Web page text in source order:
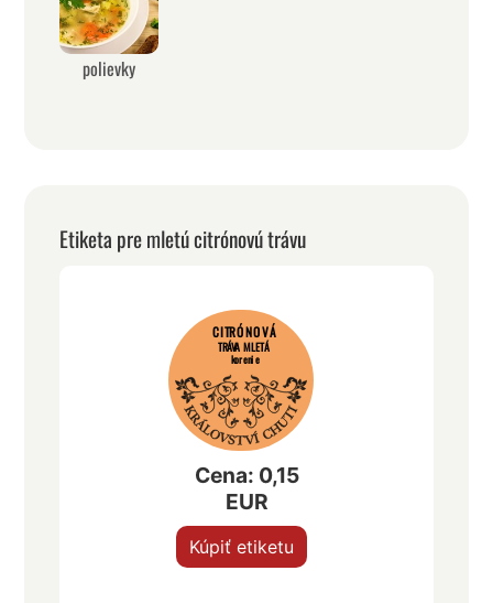
polievky
Etiketa pre mletú citrónovú trávu
CITRÓNOVÁ
TRÁVA MLETÁ
korenie
Cena: 0,15
EUR
Kúpiť etiketu